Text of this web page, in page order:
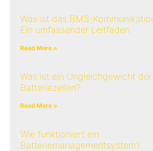
Was ist das BMS-
Ein umfassender Leitfaden
Read More »
Was ist ein Ungleichgewicht der
Batteriezellen?
Read More »
Wie funktioniert ein
Batteriemanagementsystem?